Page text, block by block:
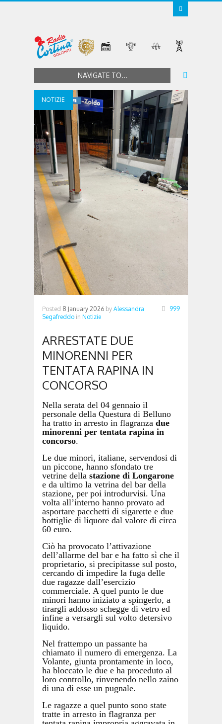
NAVIGATE TO...
NOTIZIE
Posted 8 January 2026 by Alessandra
Segafreddo in Notizie
999
ARRESTATE DUE
MINORENNI PER
TENTATA RAPINA IN
CONCORSO
Nella serata del 04 gennaio il
personale della Questura di Belluno
ha tratto in arresto in flagranza due
minorenni per tentata rapina in
concorso.
Le due minori, italiane, servendosi di
un piccone, hanno sfondato tre
vetrine della stazione di Longarone
e da ultimo la vetrina del bar della
stazione, per poi introdurvisi. Una
volta all’interno hanno provato ad
asportare pacchetti di sigarette e due
bottiglie di liquore dal valore di circa
60 euro.
Ciò ha provocato l’attivazione
dell’allarme del bar e ha fatto sì che il
proprietario, si precipitasse sul posto,
cercando di impedire la fuga delle
due ragazze dall’esercizio
commerciale. A quel punto le due
minori hanno iniziato a spingerlo, a
tirargli addosso schegge di vetro ed
infine a versargli sul volto detersivo
liquido.
Nel frattempo un passante ha
chiamato il numero di emergenza. La
Volante, giunta prontamente in loco,
ha bloccato le due e ha proceduto al
loro controllo, rinvenendo nello zaino
di una di esse un pugnale.
Le ragazze a quel punto sono state
tratte in arresto in flagranza per